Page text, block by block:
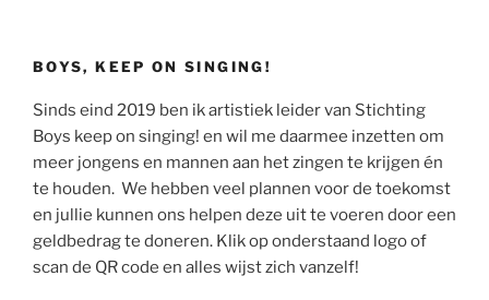
BOYS, KEEP ON SINGING!
Sinds eind 2019 ben ik artistiek leider van Stichting
Boys keep on singing! en wil me daarmee inzetten om
meer jongens en mannen aan het zingen te krijgen én
te houden. We hebben veel plannen voor de toekomst
en jullie kunnen ons helpen deze uit te voeren door een
geldbedrag te doneren. Klik op onderstaand logo of
scan de QR code en alles wijst zich vanzelf!